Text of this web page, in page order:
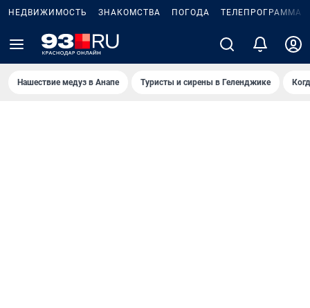
НЕДВИЖИМОСТЬ ЗНАКОМСТВА ПОГОДА ТЕЛЕПРОГРАММА
Нашествие медуз в Анапе Туристы и сирены в Геленджике